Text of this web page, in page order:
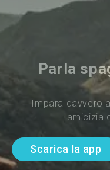
Parla
Impara davvero
amicizia
Scarica la app